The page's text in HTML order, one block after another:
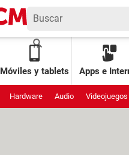
Móviles y tablets Apps e
Hardware Audio Videojuegos